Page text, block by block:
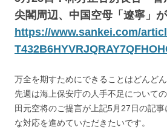
尖閣周辺、中国空母「遼寧」
https://www.sankei.com/
万全を期すためにできることはどんど
先週は海上保安庁の人手不足について
田元空将のご提言が上記5月27日の記
な対応を進めていただきたいです。